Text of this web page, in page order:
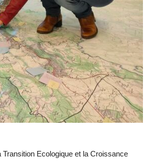
Hebdo25
Transition Ecologique et la Croissance